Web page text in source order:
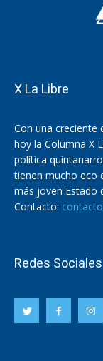
X La Libre
Con una creciente
hoy la Columna X
política
tienen mucho eco
más joven Estado
Contacto:
Redes Sociales